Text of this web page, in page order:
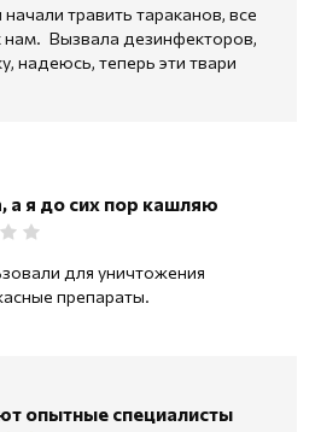
травить тараканов, все
нам. Вызвала дезинфекторов,
надеюсь, теперь эти твари
а я до сих пор кашляю
для уничтожения
препараты.
опытные специалисты